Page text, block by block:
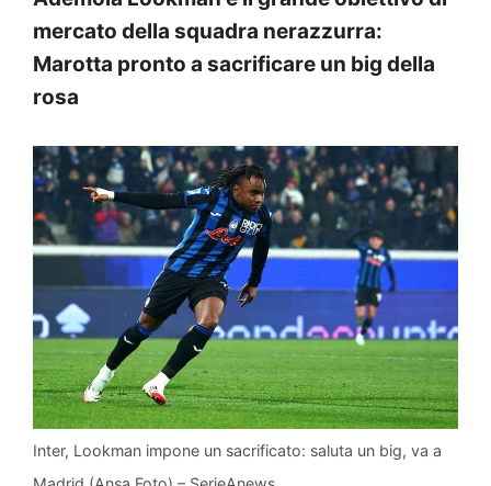
mercato della squadra nerazzurra:
Marotta pronto a sacrificare un big della
rosa
Inter, Lookman impone un sacrificato: saluta un big, va a